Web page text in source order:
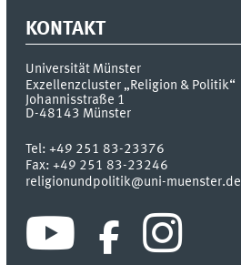
KONTAKT
Universität Münster
Exzellenzcluster „Religion & Politik“
Johannisstraße 1
D-48143 Münster
Tel:+49 251 83-23376
Fax:+49 251 83-23246
religionundpolitik@uni-muenster.de